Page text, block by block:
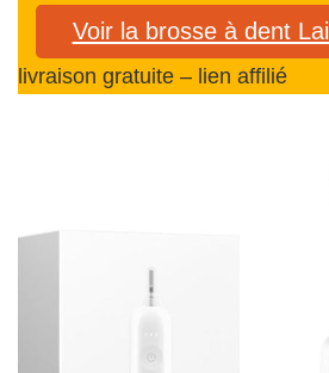
Voir la brosse à dent
livraison gratuite – lien affilié